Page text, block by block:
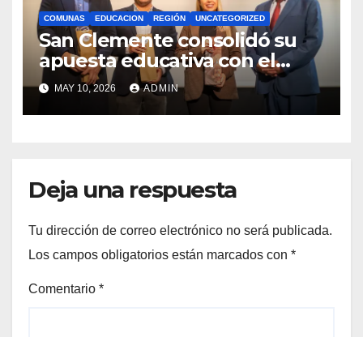
COMUNAS EDUCACION REGIÓN UNCATEGORIZED
San Clemente consolidó su
apuesta educativa con el
lanzamiento del
Preuniversitario Brotes 2026
MAY 10, 2026 ADMIN
Deja una respuesta
Tu dirección de correo electrónico no será publicada.
Los campos obligatorios están marcados con *
Comentario *